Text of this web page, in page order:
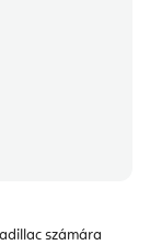
számára